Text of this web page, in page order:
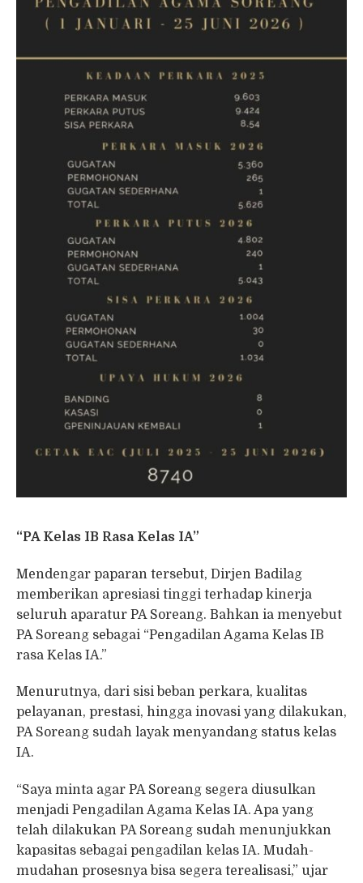
“PA Kelas IB Rasa Kelas IA”
Mendengar paparan tersebut, Dirjen Badilag
memberikan apresiasi tinggi terhadap kinerja
seluruh aparatur PA Soreang. Bahkan ia menyebut
PA Soreang sebagai “Pengadilan Agama Kelas IB
rasa Kelas IA.”
Menurutnya, dari sisi beban perkara, kualitas
pelayanan, prestasi, hingga inovasi yang dilakukan,
PA Soreang sudah layak menyandang status kelas
IA.
“Saya minta agar PA Soreang segera diusulkan
menjadi Pengadilan Agama Kelas IA. Apa yang
telah dilakukan PA Soreang sudah menunjukkan
kapasitas sebagai pengadilan kelas IA. Mudah-
mudahan prosesnya bisa segera terealisasi,” ujar